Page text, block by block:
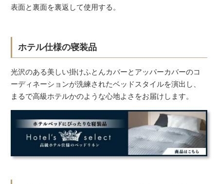
表面と裏面を裏返して使用する。
ホテル仕様の寝装品
光沢のある美しい掛けふとんカバーとアッパーカバーのコ
ーディネーションが洗練されたベッドスタイルを演出し、
まるで高級ホテルかのような心地よさをお届けします。